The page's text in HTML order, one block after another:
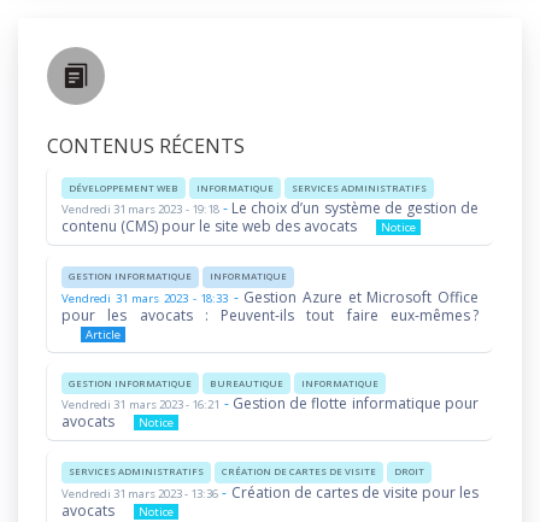
CONTENUS RÉCENTS
DÉVELOPPEMENT WEB INFORMATIQUE SERVICES ADMINISTRATIFS
Vendredi 31 mars 2023 - 19:18- Le choix d’un système de gestion de
contenu (CMS) pour le site web des avocats
Notice
GESTION INFORMATIQUE INFORMATIQUE
Vendredi 31 mars 2023 - 18:33 - Gestion Azure et Microsoft Office
pour les avocats : Peuvent-ils tout faire eux-mêmes ?
Article
GESTION INFORMATIQUE BUREAUTIQUE INFORMATIQUE
Vendredi 31 mars 2023 - 16:21 - Gestion de flotte informatique pour
avocats
Notice
SERVICES ADMINISTRATIFS CRÉATION DE CARTES DE VISITE DROIT
Vendredi 31 mars 2023 - 13:36 - Création de cartes de visite pour les
avocats
Notice